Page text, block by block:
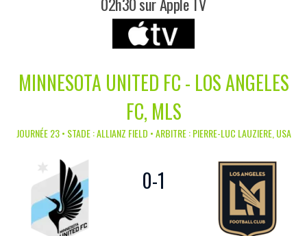
MINNESOTA UNITED FC - LOS ANGELES
FC, MLS
JOURNÉE 23 • STADE : ALLIANZ FIELD • ARBITRE : PIERRE-LUC LAUZIERE, USA
0-1